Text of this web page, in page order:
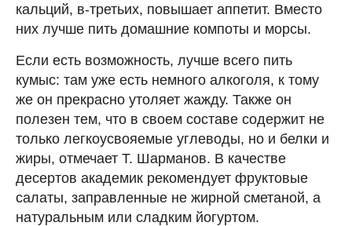
кальций, в-третьих, повышает аппетит. Вместо
них лучше пить домашние компоты и морсы.
Если есть возможность, лучше всего пить
кумыс: там уже есть немного алкоголя, к тому
же он прекрасно утоляет жажду. Также он
полезен тем, что в своем составе содержит не
только легкоусвояемые углеводы, но и белки и
жиры, отмечает Т. Шарманов. В качестве
десертов академик рекомендует фруктовые
салаты, заправленные не жирной сметаной, а
натуральным или сладким йогуртом.